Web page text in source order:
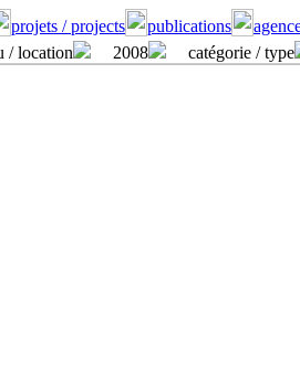
projets / projects publications
/ location 2008 catégorie / type